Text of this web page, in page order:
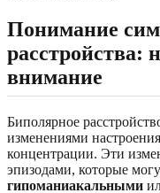
Понимание
расстройства:
внимание
Биполярное
изменениями
концентрации. Эти
эпизодами, которые
гипоманиакальными